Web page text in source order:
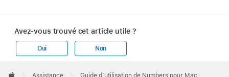
Avez-vous trouvé cet article utile ?
Oui Non
Footer
 Assistance Guide d’utilisation de Numbers pour Mac